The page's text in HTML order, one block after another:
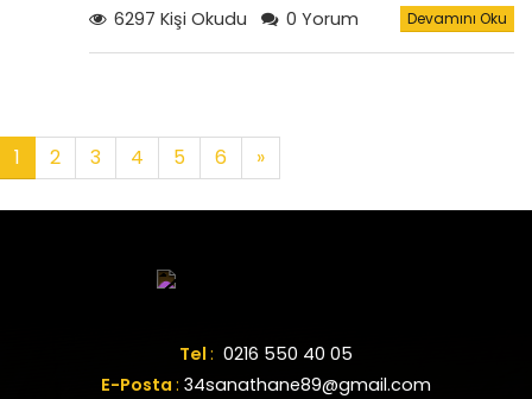
6297 Kişi Okudu
0 Yorum Devamını Oku
1 2 3 4 5 6 »
Tel : 0216 550 40 05
E-Posta : 34sanathane89@gmail.com